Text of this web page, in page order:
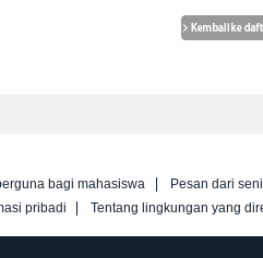
bagi mahasiswa Pesan dari
pribadi Tentang lingkungan yang